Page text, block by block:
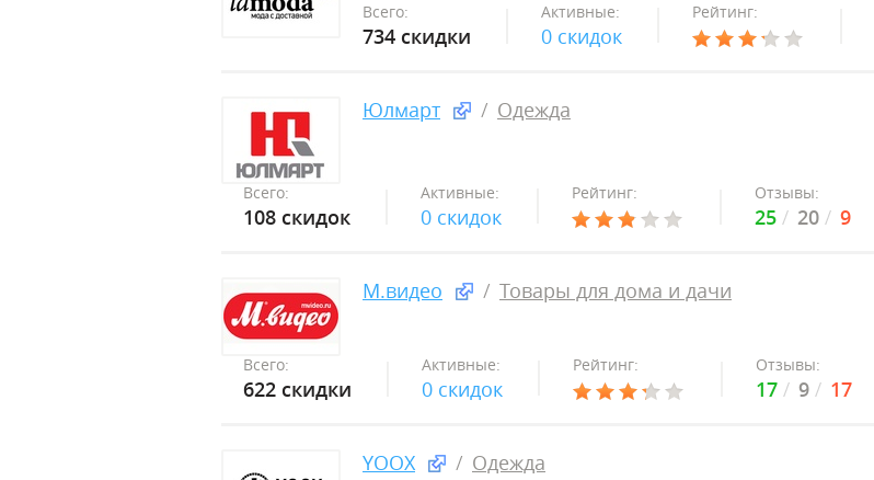
Всего:
734 скидки
Активные:
0 скидок
Рейтинг:
Юлмарт Одежда
Всего:
108 скидок
Активные:
0 скидок
Рейтинг: Отзывы:
25 20 9
М.видео Товары для дома и дачи
Всего:
622 скидки
Активные:
0 скидок
Рейтинг: Отзывы:
17 9 17
YOOX Одежда